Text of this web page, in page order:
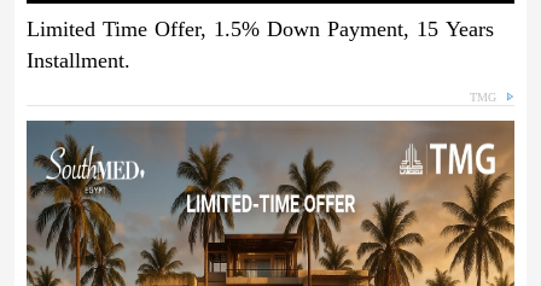
Limited Time Offer, 1.5% Down Payment, 15 Years
Installment.
TMG